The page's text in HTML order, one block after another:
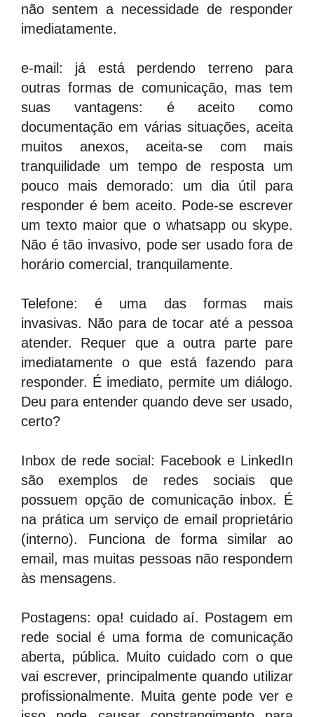
não sentem a necessidade de responder
imediatamente.
e-mail: já está perdendo terreno para
outras formas de comunicação, mas tem
suas vantagens: é aceito como
documentação em várias situações, aceita
muitos anexos, aceita-se com mais
tranquilidade um tempo de resposta um
pouco mais demorado: um dia útil para
responder é bem aceito. Pode-se escrever
um texto maior que o whatsapp ou skype.
Não é tão invasivo, pode ser usado fora de
horário comercial, tranquilamente.
Telefone: é uma das formas mais
invasivas. Não para de tocar até a pessoa
atender. Requer que a outra parte pare
imediatamente o que está fazendo para
responder. É imediato, permite um diálogo.
Deu para entender quando deve ser usado,
certo?
Inbox de rede social: Facebook e LinkedIn
são exemplos de redes sociais que
possuem opção de comunicação inbox. É
na prática um serviço de email proprietário
(interno). Funciona de forma similar ao
email, mas muitas pessoas não respondem
às mensagens.
Postagens: opa! cuidado aí. Postagem em
rede social é uma forma de comunicação
aberta, pública. Muito cuidado com o que
vai escrever, principalmente quando utilizar
profissionalmente. Muita gente pode ver e